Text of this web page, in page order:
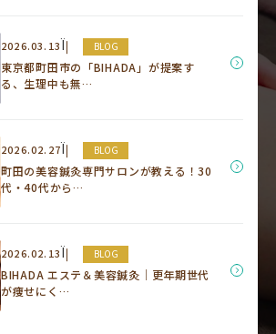
2026.03.13Ï BLOG
東京都町田市の「BIHADA」が提案す
る、生理中も無…
2026.02.27Ï BLOG
町田の美容鍼灸専門サロンが教える！30
代・40代から…
2026.02.13Ï BLOG
BIHADA エステ＆美容鍼灸｜更年期世代
が痩せにく…